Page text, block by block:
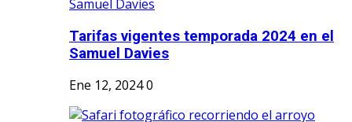
Tarifas vigentes temporada 2024 en el
Samuel Davies
Ene 12, 20240